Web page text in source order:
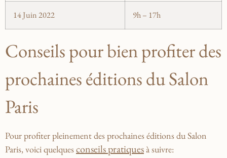
14 ⁣Juin 2022 9h – 17h
Conseils pour bien profiter des⁤
prochaines éditions du Salon
Paris
Pour profiter pleinement des prochaines ‍éditions du Salon
Paris, voici quelquesconseils pratiquesà suivre: